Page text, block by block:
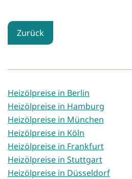
Zurück
Heizölpreise in Berlin
Heizölpreise in Hamburg
Heizölpreise in München
Heizölpreise in Köln
Heizölpreise in Frankfurt
Heizölpreise in Stuttgart
Heizölpreise in Düsseldorf